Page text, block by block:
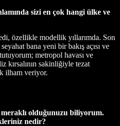
sizi en çok hangi ülke ve
özellikle modellik yıllarımda. Son
bana yeni bir bakış açısı ve
metropol havası ve
kırsalının sakinliğiyle tezat
ilham veriyor.
olduğunuzu biliyorum.
nedir?